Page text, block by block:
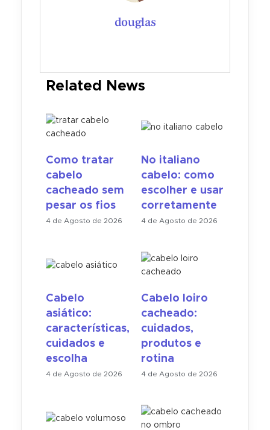
douglas
Related News
Como tratar
cabelo
cacheado sem
pesar os fios
4 de Agosto de 2026
No italiano
cabelo: como
escolher e usar
corretamente
4 de Agosto de 2026
Cabelo
asiático:
características,
cuidados e
escolha
4 de Agosto de 2026
Cabelo loiro
cacheado:
cuidados,
produtos e
rotina
4 de Agosto de 2026